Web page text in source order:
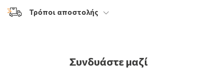
Τρόποι αποστολής
Συνδυάστε μαζί